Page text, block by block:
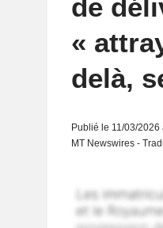
de
«
delà,
Publié le 11/03/2026
MT Newswires -